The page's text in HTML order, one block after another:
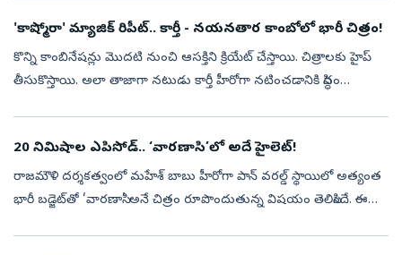
'కాష్మోరా' మ్యాజిక్ రిపీట్.. కార్తీ - నయనతార కాంబోలో భారీ చిత్రం!
కొన్ని కాంబినేషన్లు మొదటి నుంచి ఆసక్తిని క్రియేట్‌ చేస్తాయి. చిత్రాలకు హైప్‌
తీసుకొస్తాయి. అలా తాజాగా నటుడు కార్తీ హీరోగా నటించడానికి సిద్ధం
20 నిమిషాల ఎపిసోడ్‌.. ‘వారణాసి’లో అదే హైలెట్‌!
రాజమౌళి దర్శకత్వంలో మహేశ్‌ బాబు హీరోగా పాన్‌ వరల్డ్‌ స్థాయిలో అత్యంత
భారీ బడ్జెట్‌తో ‘వారణాసి’ అనే చిత్రం రూపొందుతున్న విషయం తెలిసిందే. ఈ